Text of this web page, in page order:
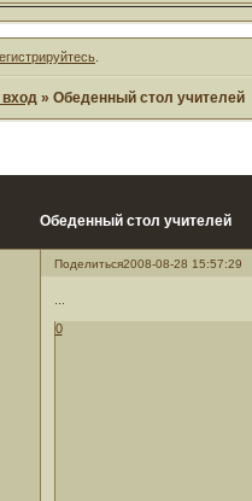
» Обеденный стол учителей
Обеденный стол учителей
Поделиться2008-08-28 15:57:29
0